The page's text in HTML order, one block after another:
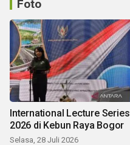
Foto
International Lecture Series
2026 di Kebun Raya Bogor
Selasa, 28 Juli 2026